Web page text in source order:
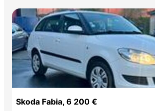
Skoda Fabia, 6 200 €